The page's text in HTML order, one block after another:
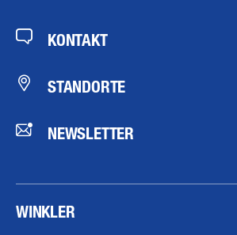
KONTAKT
STANDORTE
NEWSLETTER
WINKLER